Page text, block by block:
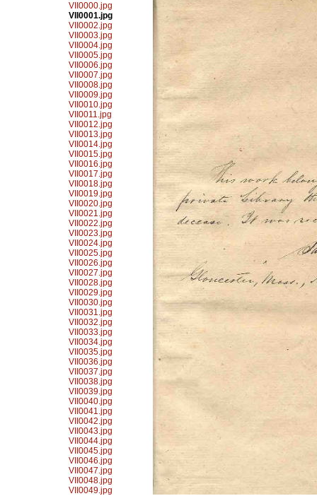
VII0000.jpg
VII0001.jpg
VII0002.jpg
VII0003.jpg
VII0004.jpg
VII0005.jpg
VII0006.jpg
VII0007.jpg
VII0008.jpg
VII0009.jpg
VII0010.jpg
VII0011.jpg
VII0012.jpg
VII0013.jpg
VII0014.jpg
VII0015.jpg
VII0016.jpg
VII0017.jpg
VII0018.jpg
VII0019.jpg
VII0020.jpg
VII0021.jpg
VII0022.jpg
VII0023.jpg
VII0024.jpg
VII0025.jpg
VII0026.jpg
VII0027.jpg
VII0028.jpg
VII0029.jpg
VII0030.jpg
VII0031.jpg
VII0032.jpg
VII0033.jpg
VII0034.jpg
VII0035.jpg
VII0036.jpg
VII0037.jpg
VII0038.jpg
VII0039.jpg
VII0040.jpg
VII0041.jpg
VII0042.jpg
VII0043.jpg
VII0044.jpg
VII0045.jpg
VII0046.jpg
VII0047.jpg
VII0048.jpg
VII0049.jpg